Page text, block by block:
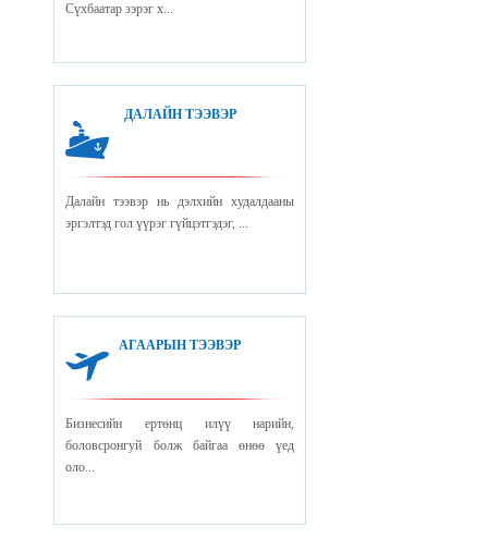
Сүхбаатар зэрэг х...
ДАЛАЙН ТЭЭВЭР
Далайн тээвэр нь дэлхийн худалдааны
эргэлтэд гол үүрэг гүйцэтгэдэг, ...
АГААРЫН ТЭЭВЭР
Бизнесийн ертөнц илүү нарийн,
боловсронгуй болж байгаа өнөө үед
оло...